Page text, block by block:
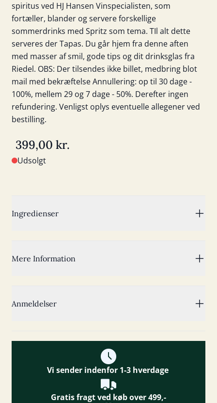
spiritus ved HJ Hansen Vinspecialisten, som
fortæller, blander og servere forskellige
sommerdrinks med Spritz som tema. TIl alt dette
serveres der Tapas. Du går hjem fra denne aften
med masser af smil, gode tips og dit drinksglas fra
Riedel. OBS: Der tilsendes ikke billet, medbring blot
mail med bekræftelse Annullering: op til 30 dage -
100%, mellem 29 og 7 dage - 50%. Derefter ingen
refundering. Venligst oplys eventuelle allegener ved
bestilling.
399,00 kr.
Udsolgt
Ingredienser
Mere Information
Anmeldelser
Vi sender indenfor 1-3 hverdage
Gratis fragt ved køb over 499,-